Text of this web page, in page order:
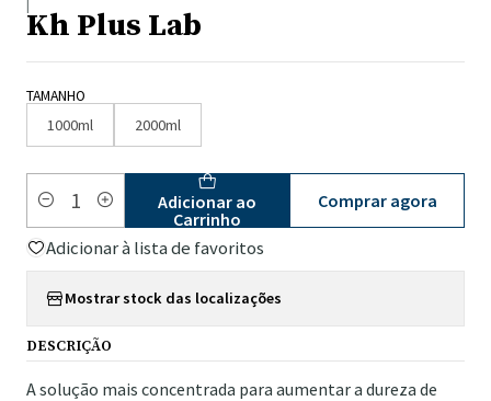
|
Kh Plus Lab
TAMANHO
1000ml 2000ml
Quantidade
Adicionar ao
Carrinho
Comprar agora
Adicionar à lista de favoritos
Mostrar stock das localizações
DESCRIÇÃO
A solução mais concentrada para aumentar a dureza de